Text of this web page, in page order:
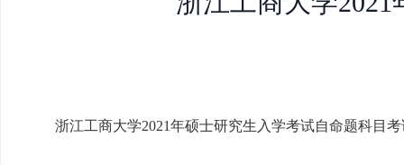
浙江工商大学2021年硕士研究生入学考试自命题科目